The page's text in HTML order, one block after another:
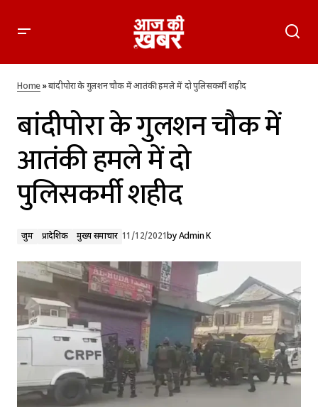
बांदीपोरा के गुलशन चौक में आतंकी हमले में दो पुलिसकर्मी शहीद
Home»बांदीपोरा के गुलशन चौक में आतंकी हमले में दो पुलिसकर्मी शहीद
बांदीपोरा के गुलशन चौक में
आतंकी हमले में दो
पुलिसकर्मी शहीद
जुर्म प्रादेशिक मुख्य समाचार 11/12/2021byAdmin K